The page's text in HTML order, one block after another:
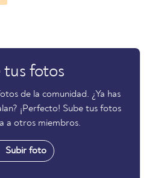
tus fotos
de la comunidad. ¿Ya has
¡Perfecto! Sube tus fotos
a otros miembros.
Subir foto